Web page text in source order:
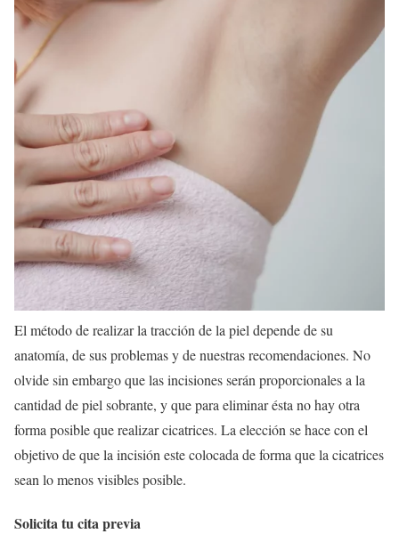
El método de realizar la tracción de la piel depende de su
anatomía, de sus problemas y de nuestras recomendaciones. No
olvide sin embargo que las incisiones serán proporcionales a la
cantidad de piel sobrante, y que para eliminar ésta no hay otra
forma posible que realizar cicatrices. La elección se hace con el
objetivo de que la incisión este colocada de forma que la cicatrices
sean lo menos visibles posible.
Solicita tu cita previa